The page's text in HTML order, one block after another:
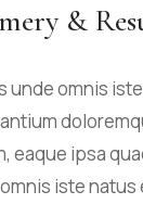
&
unde omnis
eaque ipsa
iste natus